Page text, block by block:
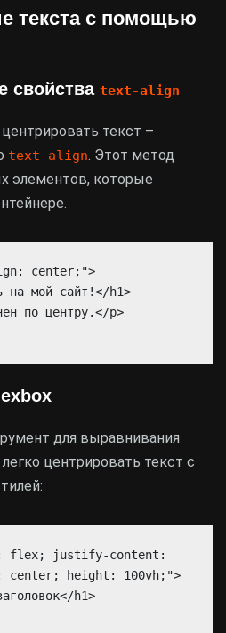
текста с помощью
свойства text-align
текст –
text-align. Этот метод
элементов, которые
center;">
на мой сайт!</h1>
по центру.</p>
для выравнивания
центрировать текст с
flex; justify-content:
center; height: 100vh;">
h1>